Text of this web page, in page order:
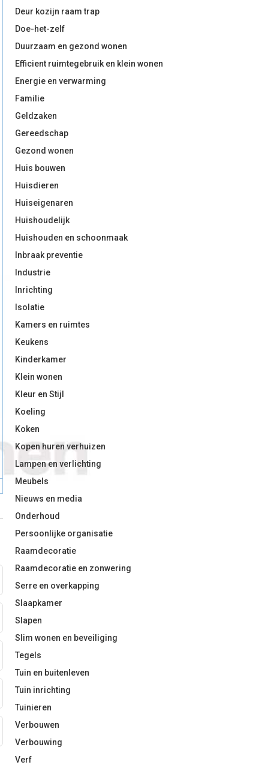
Deur kozijn raam trap
Doe-het-zelf
Duurzaam en gezond wonen
Efficient ruimtegebruik en klein wonen
Energie en verwarming
Familie
Geldzaken
Gereedschap
Gezond wonen
Huis bouwen
Huisdieren
Huiseigenaren
Huishoudelijk
Huishouden en schoonmaak
Inbraak preventie
Industrie
Inrichting
Isolatie
Kamers en ruimtes
Keukens
Kinderkamer
Klein wonen
Kleur en Stijl
Koeling
Koken
Kopen huren verhuizen
Lampen en verlichting
Meubels
Nieuws en media
Onderhoud
Persoonlijke organisatie
Raamdecoratie
Raamdecoratie en zonwering
Serre en overkapping
Slaapkamer
Slapen
Slim wonen en beveiliging
Tegels
Tuin en buitenleven
Tuin inrichting
Tuinieren
Verbouwen
Verbouwing
Verf